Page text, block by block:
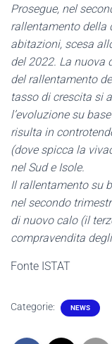
Prosegue, nel
rallentamento della
abitazioni, scesa
del 2022. La nuova
del rallentamento
tasso di crescita si
l’evoluzione su
risulta in
(dove spicca la
nel Sud e Isole.
Il rallentamento su
nel secondo
di nuovo calo (il
compravendita
Fonte ISTAT
Categorie: NEWS